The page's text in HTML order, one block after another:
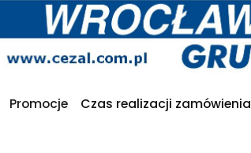
Promocje Czas realizacji zamówienia